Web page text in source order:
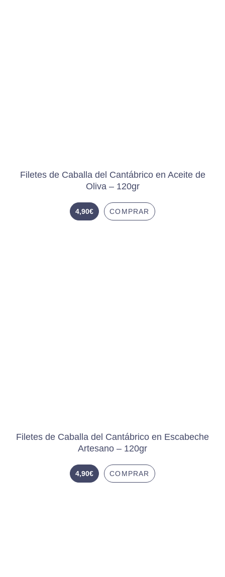
Filetes de Caballa del Cantábrico en Aceite de
Oliva – 120gr
4,90€ COMPRAR
Filetes de Caballa del Cantábrico en Escabeche
Artesano – 120gr
4,90€ COMPRAR